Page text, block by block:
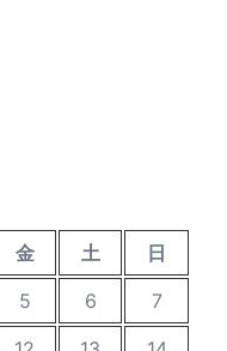
金 土
日
5 6
7